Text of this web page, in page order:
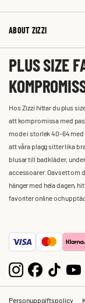
ABOUT ZIZZI
PLUS SIZE
Hos Zizzi hittar du plus
att kompromissa med
mode i storlek 40-64 med
att våra plagg sitter lika
blusar till badkläder,
accessoarer. Oavsett om
hänger med hela dagen,
favoriter online och
Personuppgiftspolicy